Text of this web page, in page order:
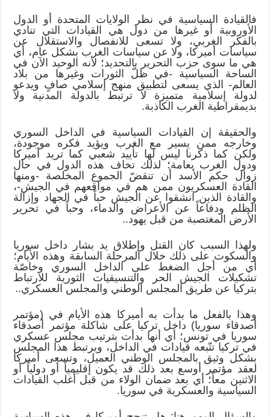
فالقيادة السياسية في نظر الولايات المتحدة أو الدول
الأوروبية أو غيرها من دول هي القيادات التي تنادي
بالفكر الغربي، ولا تسعى للانفصال والاستقلال عن
سياسات أميركا، ولا عن سياسات الغرب بشكل عام، أي
هي ما سوى حزب التحرير بالتحديد؛ لأنه الوحيد الآن في
الساحة السياسية -في ظلّ الثورات وغيرها من بلاد
العالم- الذي يسعى لتطبيق منهج إسلامي صافٍ ويدعو
لدولة إسلامية متميزة لا ترتبط بالدولة المدنية ولا
بديمقراطية الغرب الكاذبة.
والحقيقة إن القيادات السياسية في الداخل السوري
وخارجه ممن يسير مع الغرب ويؤيد فكره موجودة،
ولكن كما ذكرنا ليس لها تأييد شعبي كما تريد أميركا
ودول الغرب بعامة؛ لذلك تخاف هذه الدول في حال
زوال حكم الأسد أن تنقضّ الجموع المخلصة -ومنها
القادة العسكريون ممن هم في مواقعهم في الجيش-،
والقادة الذين انشقوا عن الجيش حباً في الجهاد وإزالة
الظلم ودفاعاً عن الأعراض والدماء، وحباً في تحرير
الأرض المغتصبة من قبل يهود..
ولهذا السبب كان القتل وإطلاق يد بشار داخل سوريا
والسكوت على ذلك خلال المرحلة السابقة وهذه الأيام؛
أي من أجل الضغط على الداخل السوري وخاصّة
تشكيلات الجيش الحر والتنسيقيات الثورية للارتباط
بتركيا عن طريق المجلس الوطني والمجلس العسكري..
وهذا بالفعل ما بدأت به أميركا هذه الأيام في (مؤتمر
أصدقاء سوريا) داخل تركيا على شاكلة مؤتمر أصدقاء
سوريا في تونس؛ أي أنها بدأت بترتيب مجلس عسكري
في تركيا تتّبعه قيادات في الداخل، ويرتبط هذا المجلس
بشكل وثيق بالمجلس الوطني العميل، وتسعى أميركا
لعقد مؤتمر أوسع بعد ذلك قد يكون إقليمياً أو دولياً أو
الاثنين معاً؛ أي بعد ضمان الولاء من قبل أغلب القيادات
السياسية والعسكرية في سوريا.